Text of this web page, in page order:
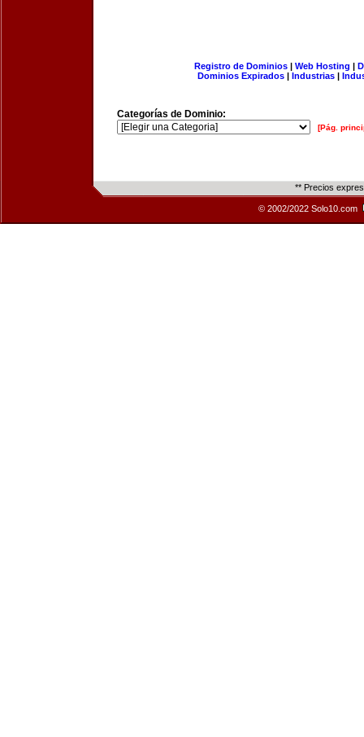
Registro de Dominios| Web Hosting |
Dominios Expirados | Industrias |
Categorías de Dominio:
[Pág.
** Precios
© 2002/2022 Solo10.com